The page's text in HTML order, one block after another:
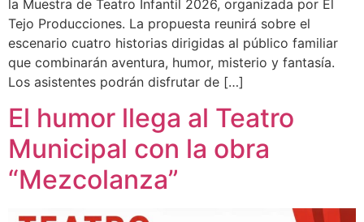
la Muestra de Teatro Infantil 2026, organizada por El
Tejo Producciones. La propuesta reunirá sobre el
escenario cuatro historias dirigidas al público familiar
que combinarán aventura, humor, misterio y fantasía.
Los asistentes podrán disfrutar de […]
El humor llega al Teatro
Municipal con la obra
“Mezcolanza”